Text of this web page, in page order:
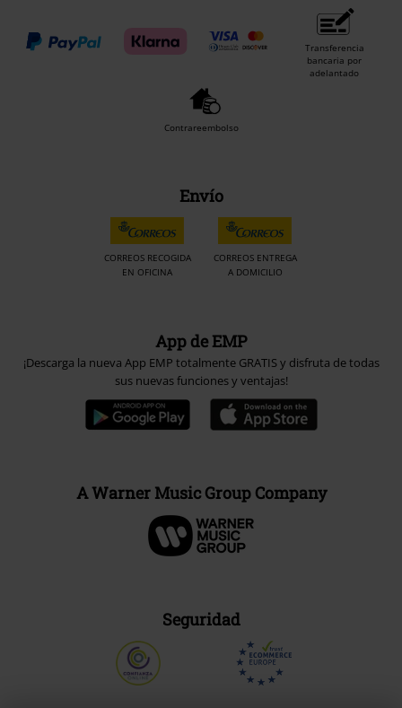
Transferencia
bancaria por
adelantado
Contrareembolso
Envío
CORREOS RECOGIDA
EN OFICINA
CORREOS ENTREGA
A DOMICILIO
App de EMP
¡Descarga la nueva App EMP totalmente GRATIS y disfruta de todas
sus nuevas funciones y ventajas!
A Warner Music Group Company
Seguridad